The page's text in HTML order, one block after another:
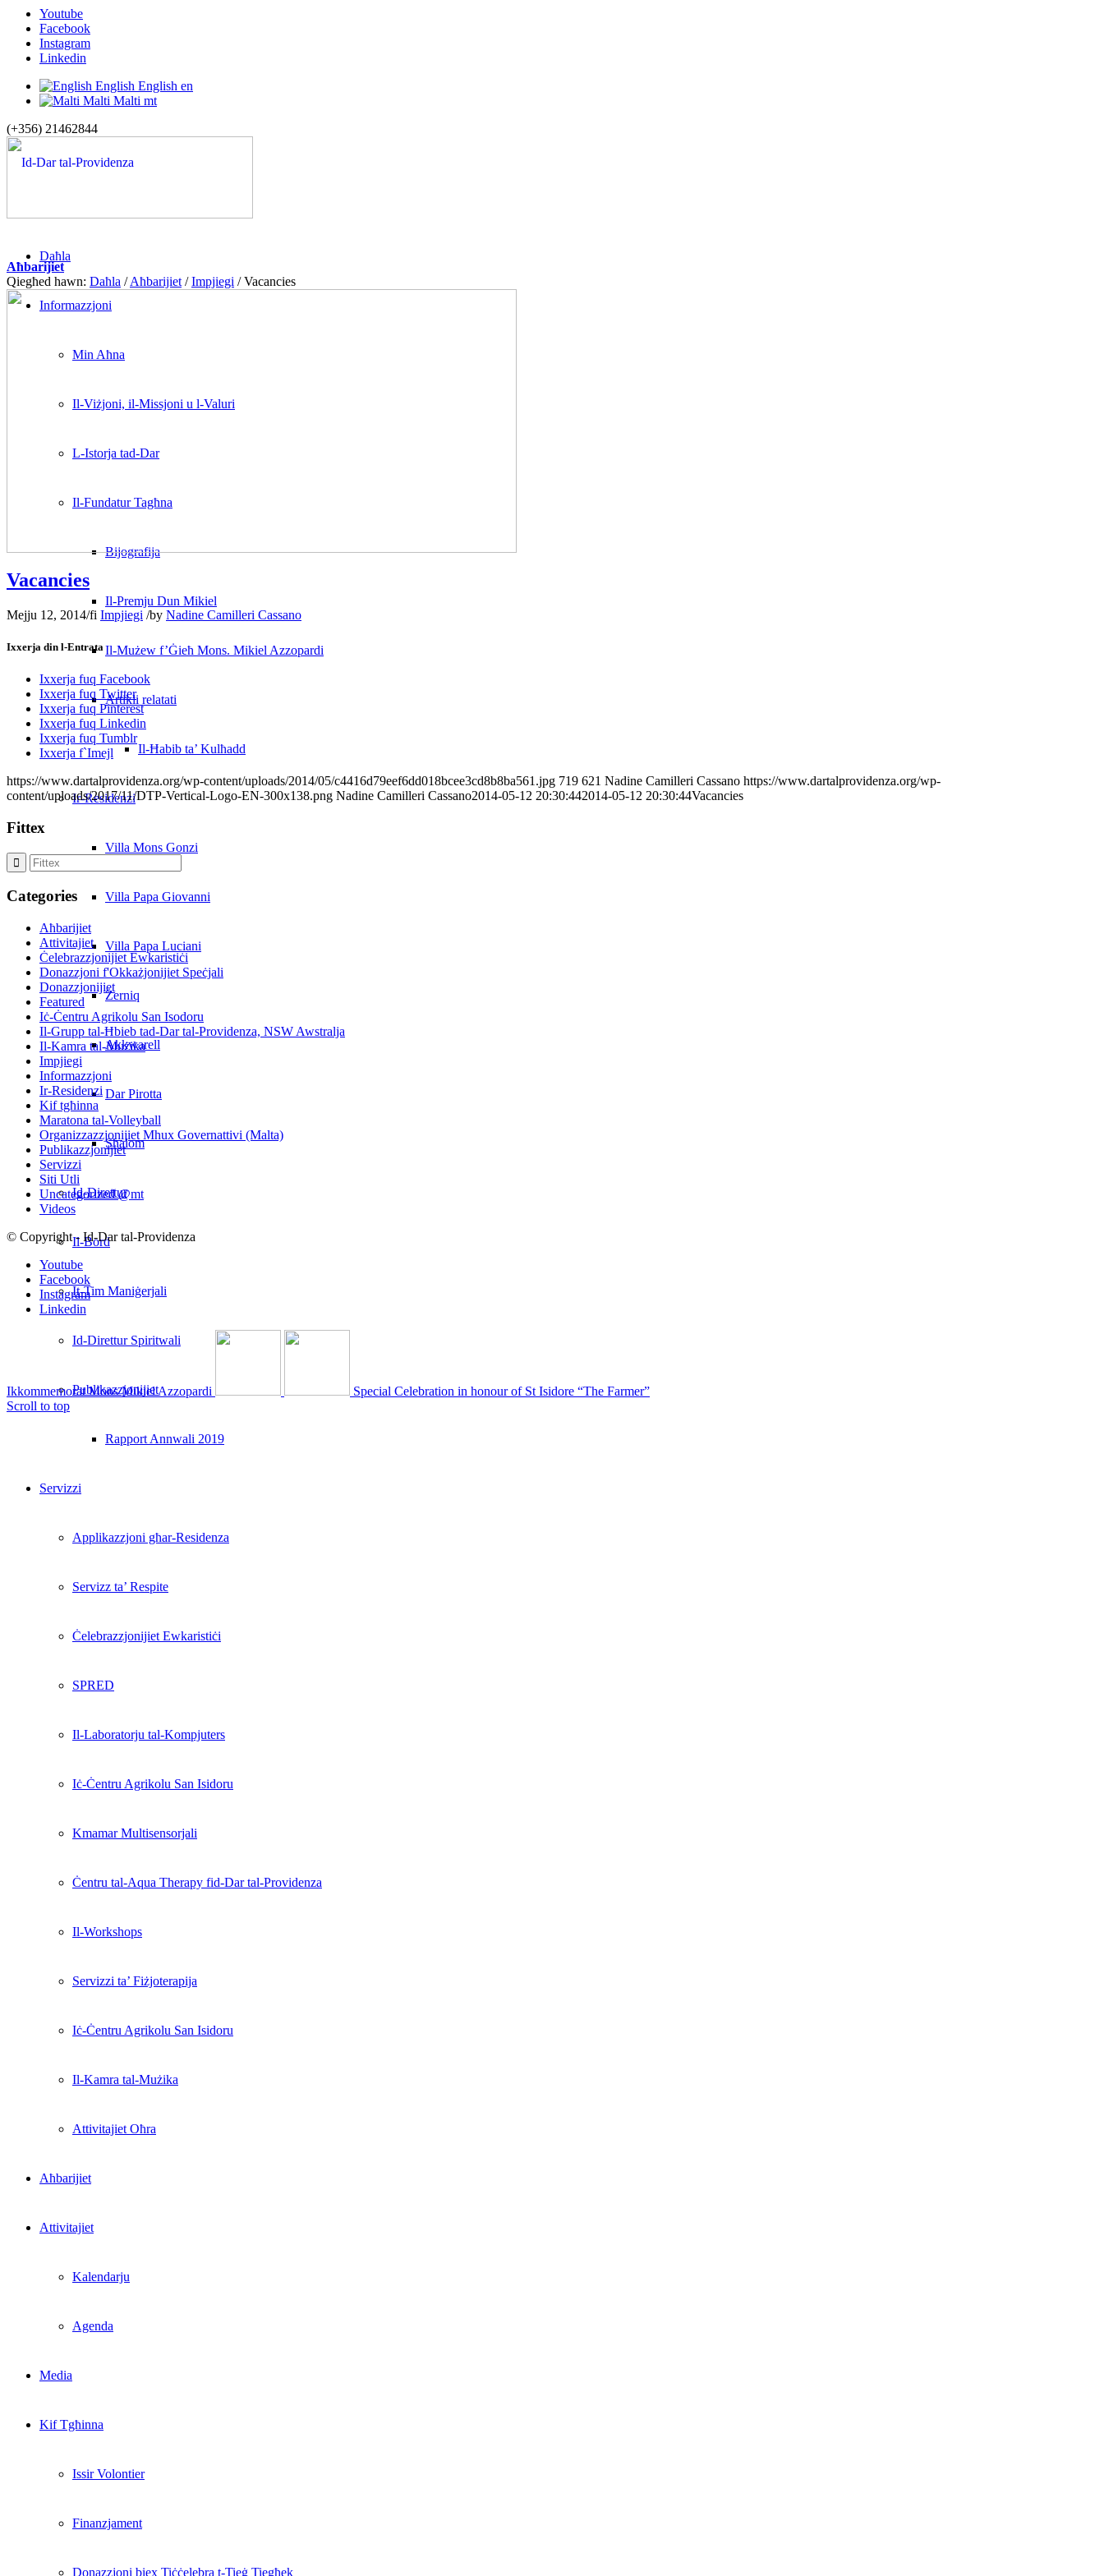
Youtube
Facebook
Instagram
Linkedin
English English en
Malti Malti mt
(+356) 21462844
Daħla
Informazzjoni
Min Aħna
Il-Viżjoni, il-Missjoni u l-Valuri
L-Istorja tad-Dar
Il-Fundatur Tagħna
Bijografija
Il-Premju Dun Mikiel
Il-Mużew f’Ġieħ Mons. Mikiel Azzopardi
Artikli relatati
Il-Ħabib ta’ Kulħadd
Ir-Residenzi
Villa Mons Gonzi
Villa Papa Giovanni
Villa Papa Luciani
Żerniq
Akkwarell
Dar Pirotta
Shalom
Id-Direttur
Il-Bord
It-Tim Maniġerjali
Id-Direttur Spiritwali
Publikazzjonijiet
Rapport Annwali 2019
Servizzi
Applikazzjoni għar-Residenza
Servizz ta’ Respite
Ċelebrazzjonijiet Ewkaristiċi
SPRED
Il-Laboratorju tal-Kompjuters
Iċ-Ċentru Agrikolu San Isidoru
Kmamar Multisensorjali
Ċentru tal-Aqua Therapy fid-Dar tal-Providenza
Il-Workshops
Servizzi ta’ Fiżjoterapija
Iċ-Ċentru Agrikolu San Isidoru
Il-Kamra tal-Mużika
Attivitajiet Oħra
Aħbarijiet
Attivitajiet
Kalendarju
Agenda
Media
Kif Tgħinna
Issir Volontier
Finanzjament
Donazzjoni biex Tiċċelebra t-Tieġ Tiegħek
Aħbarijiet
Qiegħed hawn: Daħla / Aħbarijiet / Impjiegi / Vacancies
Vacancies
Mejju 12, 2014/fi Impjiegi /by Nadine Camilleri Cassano
Ixxerja din l-Entrata
Ixxerja fuq Facebook
Ixxerja fuq Twitter
Ixxerja fuq Pinterest
Ixxerja fuq Linkedin
Ixxerja fuq Tumblr
Ixxerja f`Imejl
https://www.dartalprovidenza.org/wp-content/uploads/2014/05/c4416d79eef6dd018bcee3cd8b8ba561.jpg 719 621 Nadine Camilleri Cassano https://www.dartalprovidenza.org/wp-
content/uploads/2017/11/DTP-Vertical-Logo-EN-300x138.png Nadine Camilleri Cassano2014-05-12 20:30:442014-05-12 20:30:44Vacancies
Fittex
Categories
Aħbarijiet
Attivitajiet
Ċelebrazzjonijiet Ewkaristiċi
Donazzjoni f'Okkażjonijiet Speċjali
Donazzjonijiet
Featured
Iċ-Ċentru Agrikolu San Isodoru
Il-Grupp tal-Ħbieb tad-Dar tal-Providenza, NSW Awstralja
Il-Kamra tal-Mużika
Impjiegi
Informazzjoni
Ir-Residenzi
Kif tgħinna
Maratona tal-Volleyball
Organizzazzjonijiet Mhux Governattivi (Malta)
Publikazzjonijiet
Servizzi
Siti Utli
Uncategorized @mt
Videos
© Copyright - Id-Dar tal-Providenza
Youtube
Facebook
Instagram
Linkedin
Ikkommemorat Mons Mikiel Azzopardi
Special Celebration in honour of St Isidore “The Farmer”
Scroll to top